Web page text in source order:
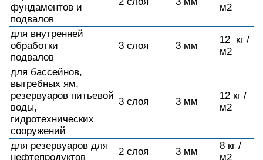
нанесение Глимс-Водостоп на окрашенные
металлические поверхности
не рекомендуется. По возможности, краску
следует удалить
Технические
характеристики
Расход
Сопротивление давлению
воды
7 атм (прямое) / 2 атм
(обратное)